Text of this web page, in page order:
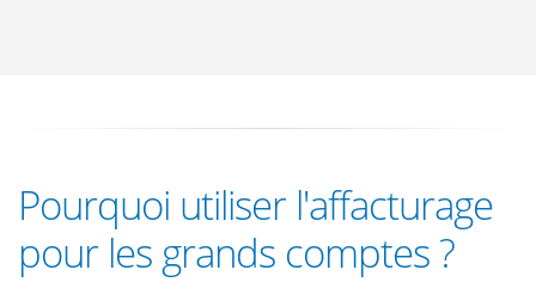
Pourquoi utiliser l'affacturage
pour les grands comptes ?